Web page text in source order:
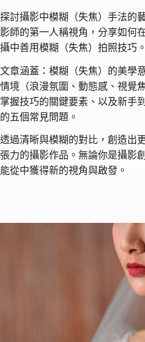
探討攝影中模糊（失焦）手法的
影師的第一人稱視角，分享如何
攝中善用模糊（失焦）拍照技巧。
文章涵蓋：模糊（失焦）的美學
情境（浪漫氛圍、動態感、視覺
掌握技巧的關鍵要素、以及新手
的五個常見問題。
透過清晰與模糊的對比，創造出
張力的攝影作品。無論你是攝影
能從中獲得新的視角與啟發。